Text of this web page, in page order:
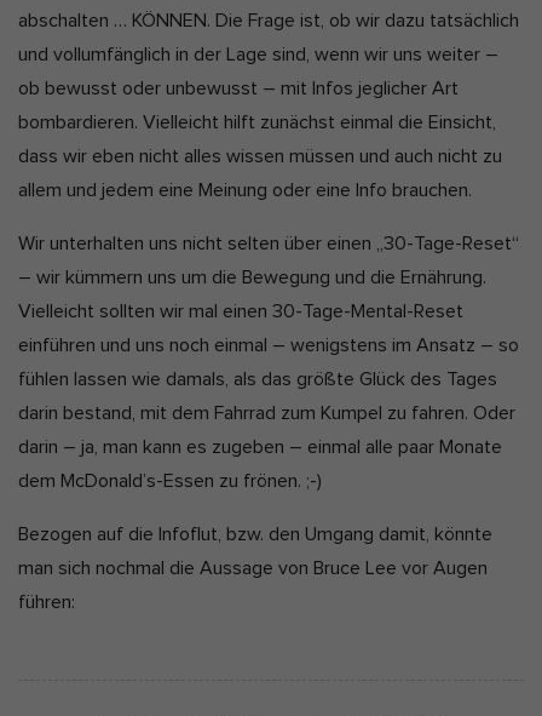
abschalten … KÖNNEN. Die Frage ist, ob wir dazu tatsächlich
und vollumfänglich in der Lage sind, wenn wir uns weiter –
ob bewusst oder unbewusst – mit Infos jeglicher Art
bombardieren. Vielleicht hilft zunächst einmal die Einsicht,
dass wir eben nicht alles wissen müssen und auch nicht zu
allem und jedem eine Meinung oder eine Info brauchen.
Wir unterhalten uns nicht selten über einen „30-Tage-Reset“
– wir kümmern uns um die Bewegung und die Ernährung.
Vielleicht sollten wir mal einen 30-Tage-Mental-Reset
einführen und uns noch einmal – wenigstens im Ansatz – so
fühlen lassen wie damals, als das größte Glück des Tages
darin bestand, mit dem Fahrrad zum Kumpel zu fahren. Oder
darin – ja, man kann es zugeben – einmal alle paar Monate
dem McDonald’s-Essen zu frönen. ;-)
Bezogen auf die Infoflut, bzw. den Umgang damit, könnte
man sich nochmal die Aussage von Bruce Lee vor Augen
führen: